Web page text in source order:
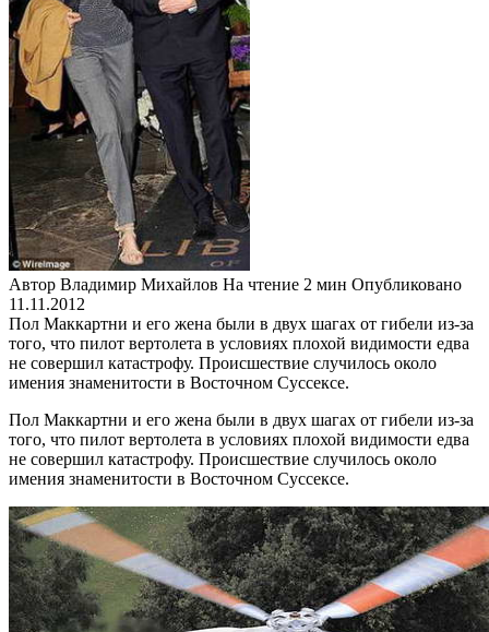
Автор Владимир Михайлов На чтение 2 мин Опубликовано
11.11.2012
Пол Маккартни и его жена были в двух шагах от гибели из-за
того, что пилот вертолета в условиях плохой видимости едва
не совершил катастрофу. Происшествие случилось около
имения знаменитости в Восточном Суссексе.
Пол Маккартни и его жена были в двух шагах от гибели из-за
того, что пилот вертолета в условиях плохой видимости едва
не совершил катастрофу. Происшествие случилось около
имения знаменитости в Восточном Суссексе.